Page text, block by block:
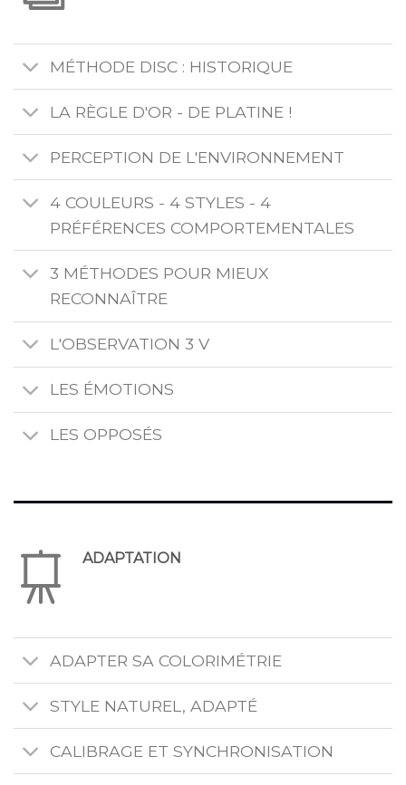
MÉTHODE DISC : HISTORIQUE
LA RÈGLE D'OR - DE PLATINE !
PERCEPTION DE L'ENVIRONNEMENT
4 COULEURS - 4 STYLES - 4
PRÉFÉRENCES COMPORTEMENTALES
3 MÉTHODES POUR MIEUX
RECONNAÎTRE
L'OBSERVATION 3 V
LES ÉMOTIONS
LES OPPOSÉS
ADAPTATION
ADAPTER SA COLORIMÉTRIE
STYLE NATUREL, ADAPTÉ
CALIBRAGE ET SYNCHRONISATION